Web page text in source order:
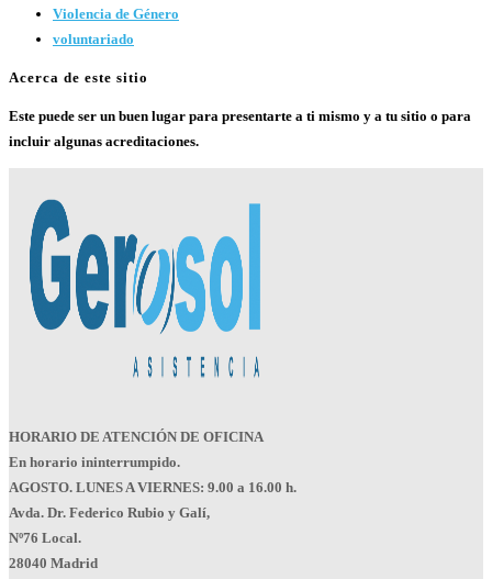
Violencia de Género
voluntariado
Acerca de este sitio
Este puede ser un buen lugar para presentarte a ti mismo y a tu sitio o para
incluir algunas acreditaciones.
HORARIO DE ATENCIÓN DE OFICINA
En horario ininterrumpido.
AGOSTO. LUNES A VIERNES: 9.00 a 16.00 h.
Avda. Dr. Federico Rubio y Galí,
Nº76 Local.
28040 Madrid